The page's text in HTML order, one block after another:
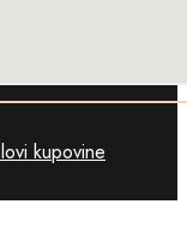
kupovine